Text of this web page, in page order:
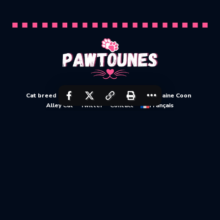
Cat breed Kitty Cats Dogs Kittens
Maine Coon
Alley Cat
Twitter Contact Français